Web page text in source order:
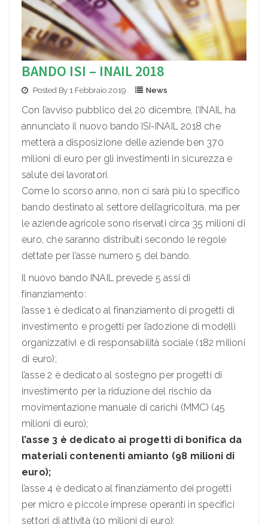
BANDO ISI – INAIL 2018
Posted By 1 Febbraio 2019 News
Con l’avviso pubblico del 20 dicembre, l’INAIL ha
annunciato il nuovo bando ISI-INAIL 2018 che
metterà a disposizione delle aziende ben 370
milioni di euro per gli investimenti in sicurezza e
salute dei lavoratori.
Come lo scorso anno, non ci sarà più lo specifico
bando destinato al settore dell’agricoltura, ma per
le aziende agricole sono riservati circa 35 milioni di
euro, che saranno distribuiti secondo le regole
dettate per l’asse numero 5 del bando.
Il nuovo bando INAIL prevede 5 assi di
finanziamento:
l’asse 1 è dedicato al finanziamento di progetti di
investimento e progetti per l’adozione di modelli
organizzativi e di responsabilità sociale (182 milioni
di euro);
l’asse 2 è dedicato al sostegno per progetti di
investimento per la riduzione del rischio da
movimentazione manuale di carichi (MMC) (45
milioni di euro);
l’asse 3 è dedicato ai progetti di bonifica da
materiali contenenti amianto (98 milioni di
euro);
l’asse 4 è dedicato al finanziamento dei progetti
per micro e piccole imprese operanti in specifici
settori di attività (10 milioni di euro);